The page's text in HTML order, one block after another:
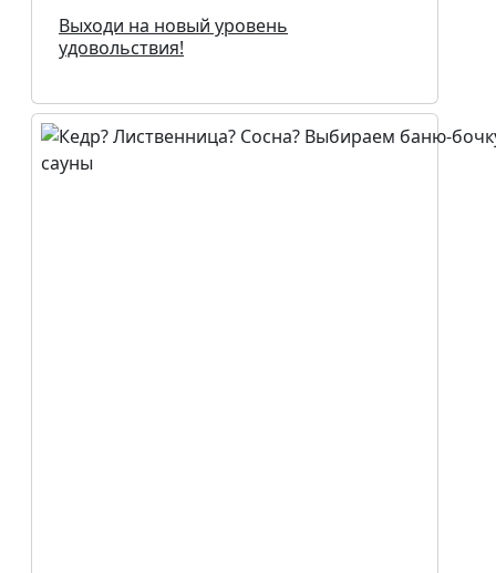
Выходи на новый уровень
удовольствия!